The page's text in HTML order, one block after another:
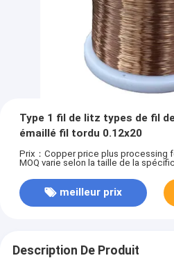
Type 1 fil de litz types de fil
émaillé fil tordu 0.12x20
Prix：Copper price plus processing
MOQ varie selon la taille de la
meilleur prix
Description De Produit